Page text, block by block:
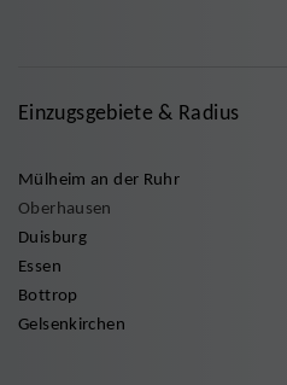
Einzugsgebiete & Radius
Mülheim an der Ruhr
Oberhausen
Duisburg
Essen
Bottrop
Gelsenkirchen